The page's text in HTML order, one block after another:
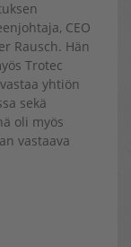
CEO
Rausch. Hän
Trotec
yhtiön
sekä
oli myös
vastaava